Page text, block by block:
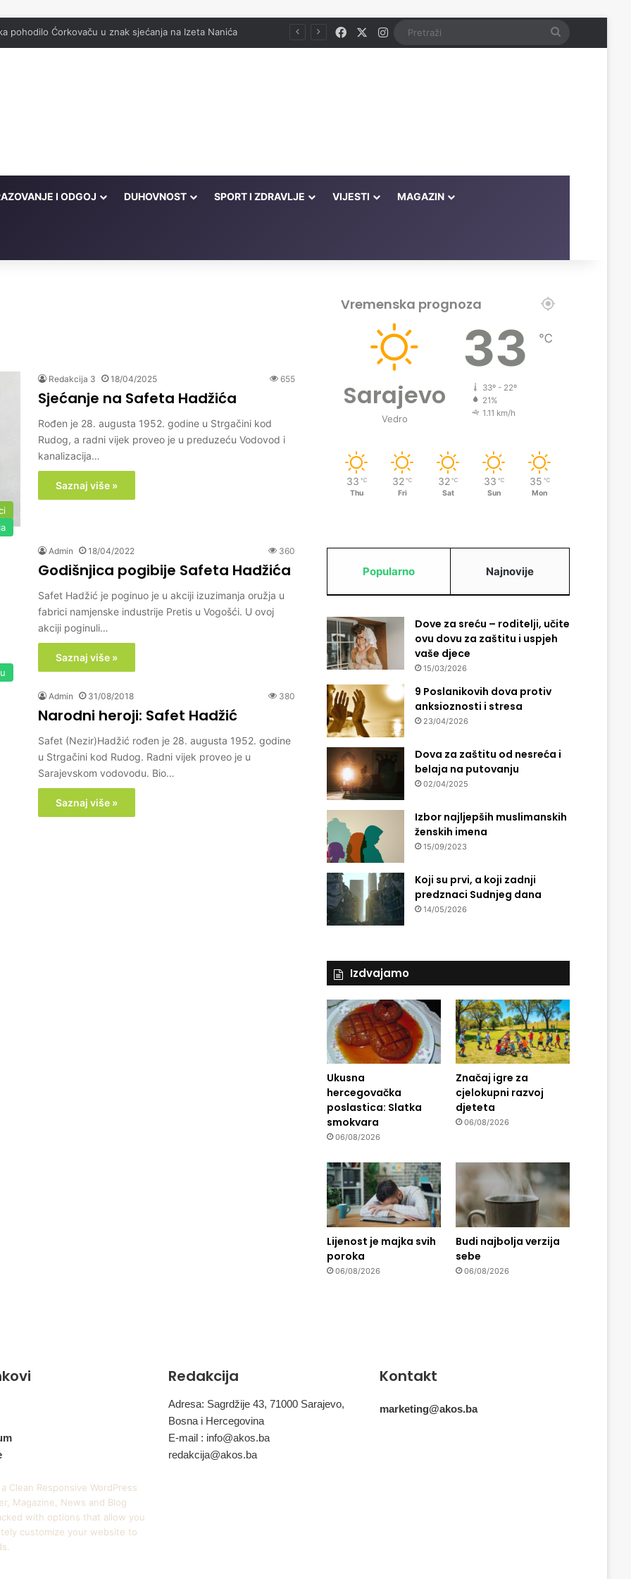
poslastica: Slatka smokvara FacebookInstagram Pretraži
I ODGOJ DUHOVNOST SPORT I ZDRAVLJE VIJESTI MAGAZIN
Redakcija 3 18/04/2025 655
Sjećanje na Safeta Hadžića
Rođen je 28. augusta 1952. godine u Strgačini kod
Rudog, a radni vijek proveo je u preduzeću Vodovod i
kanalizacija…
Saznaj više »
Admin 18/04/2022 360
Godišnjica pogibije Safeta Hadžića
Safet Hadžić je poginuo je u akciji izuzimanja oružja u
fabrici namjenske industrije Pretis u Vogošći. U ovoj
akciji poginuli…
Saznaj više »
Admin 31/08/2018 380
Narodni heroji: Safet Hadžić
Safet (Nezir)Hadžić rođen je 28. augusta 1952. godine
u Strgačini kod Rudog. Radni vijek proveo je u
Sarajevskom vodovodu. Bio…
Saznaj više »
Vremenska prognoza
Sarajevo
Vedro
33 ℃
33º - 22º
21%
1.11 km/h
33 ℃
Thu
32 ℃
Fri
32 ℃
Sat
33 ℃
Sun
35 ℃
Mon
Popularno Najnovije
Dove za sreću – roditelji, učite
ovu dovu za zaštitu i uspjeh
vaše djece
15/03/2026
9 Poslanikovih dova protiv
anksioznosti i stresa
23/04/2026
Dova za zaštitu od nesreća i
belaja na putovanju
02/04/2025
Izbor najljepših muslimanskih
ženskih imena
15/09/2023
Koji su prvi, a koji zadnji
predznaci Sudnjeg dana
14/05/2026
Izdvajamo
Ukusna
hercegovačka
poslastica: Slatka
smokvara
06/08/2026
Značaj igre za
cjelokupni razvoj
djeteta
06/08/2026
Lijenost je majka svih
poroka
06/08/2026
Budi najbolja verzija
sebe
06/08/2026
Clean Responsive WordPress
Magazine, News and Blog
with options that allow you
customize your website to
Redakcija
Adresa: Sagrdžije 43, 71000 Sarajevo,
Bosna i Hercegovina
E-mail : info@akos.ba
redakcija@akos.ba
Kontakt
marketing@akos.ba